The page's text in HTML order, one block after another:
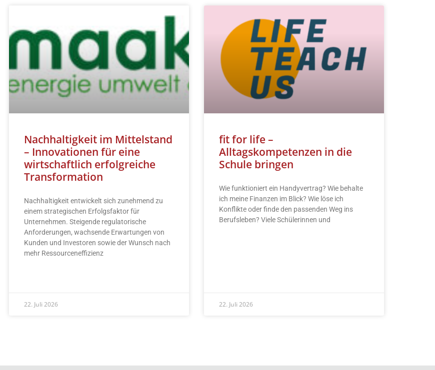
Nachhaltigkeit im Mittelstand
– Innovationen für eine
wirtschaftlich erfolgreiche
Transformation
Nachhaltigkeit entwickelt sich zunehmend zu
einem strategischen Erfolgsfaktor für
Unternehmen. Steigende regulatorische
Anforderungen, wachsende Erwartungen von
Kunden und Investoren sowie der Wunsch nach
mehr Ressourceneffizienz
22. Juli 2026
fit for life –
Alltagskompetenzen in die
Schule bringen
Wie funktioniert ein Handyvertrag? Wie behalte
ich meine Finanzen im Blick? Wie löse ich
Konflikte oder finde den passenden Weg ins
Berufsleben? Viele Schülerinnen und
22. Juli 2026